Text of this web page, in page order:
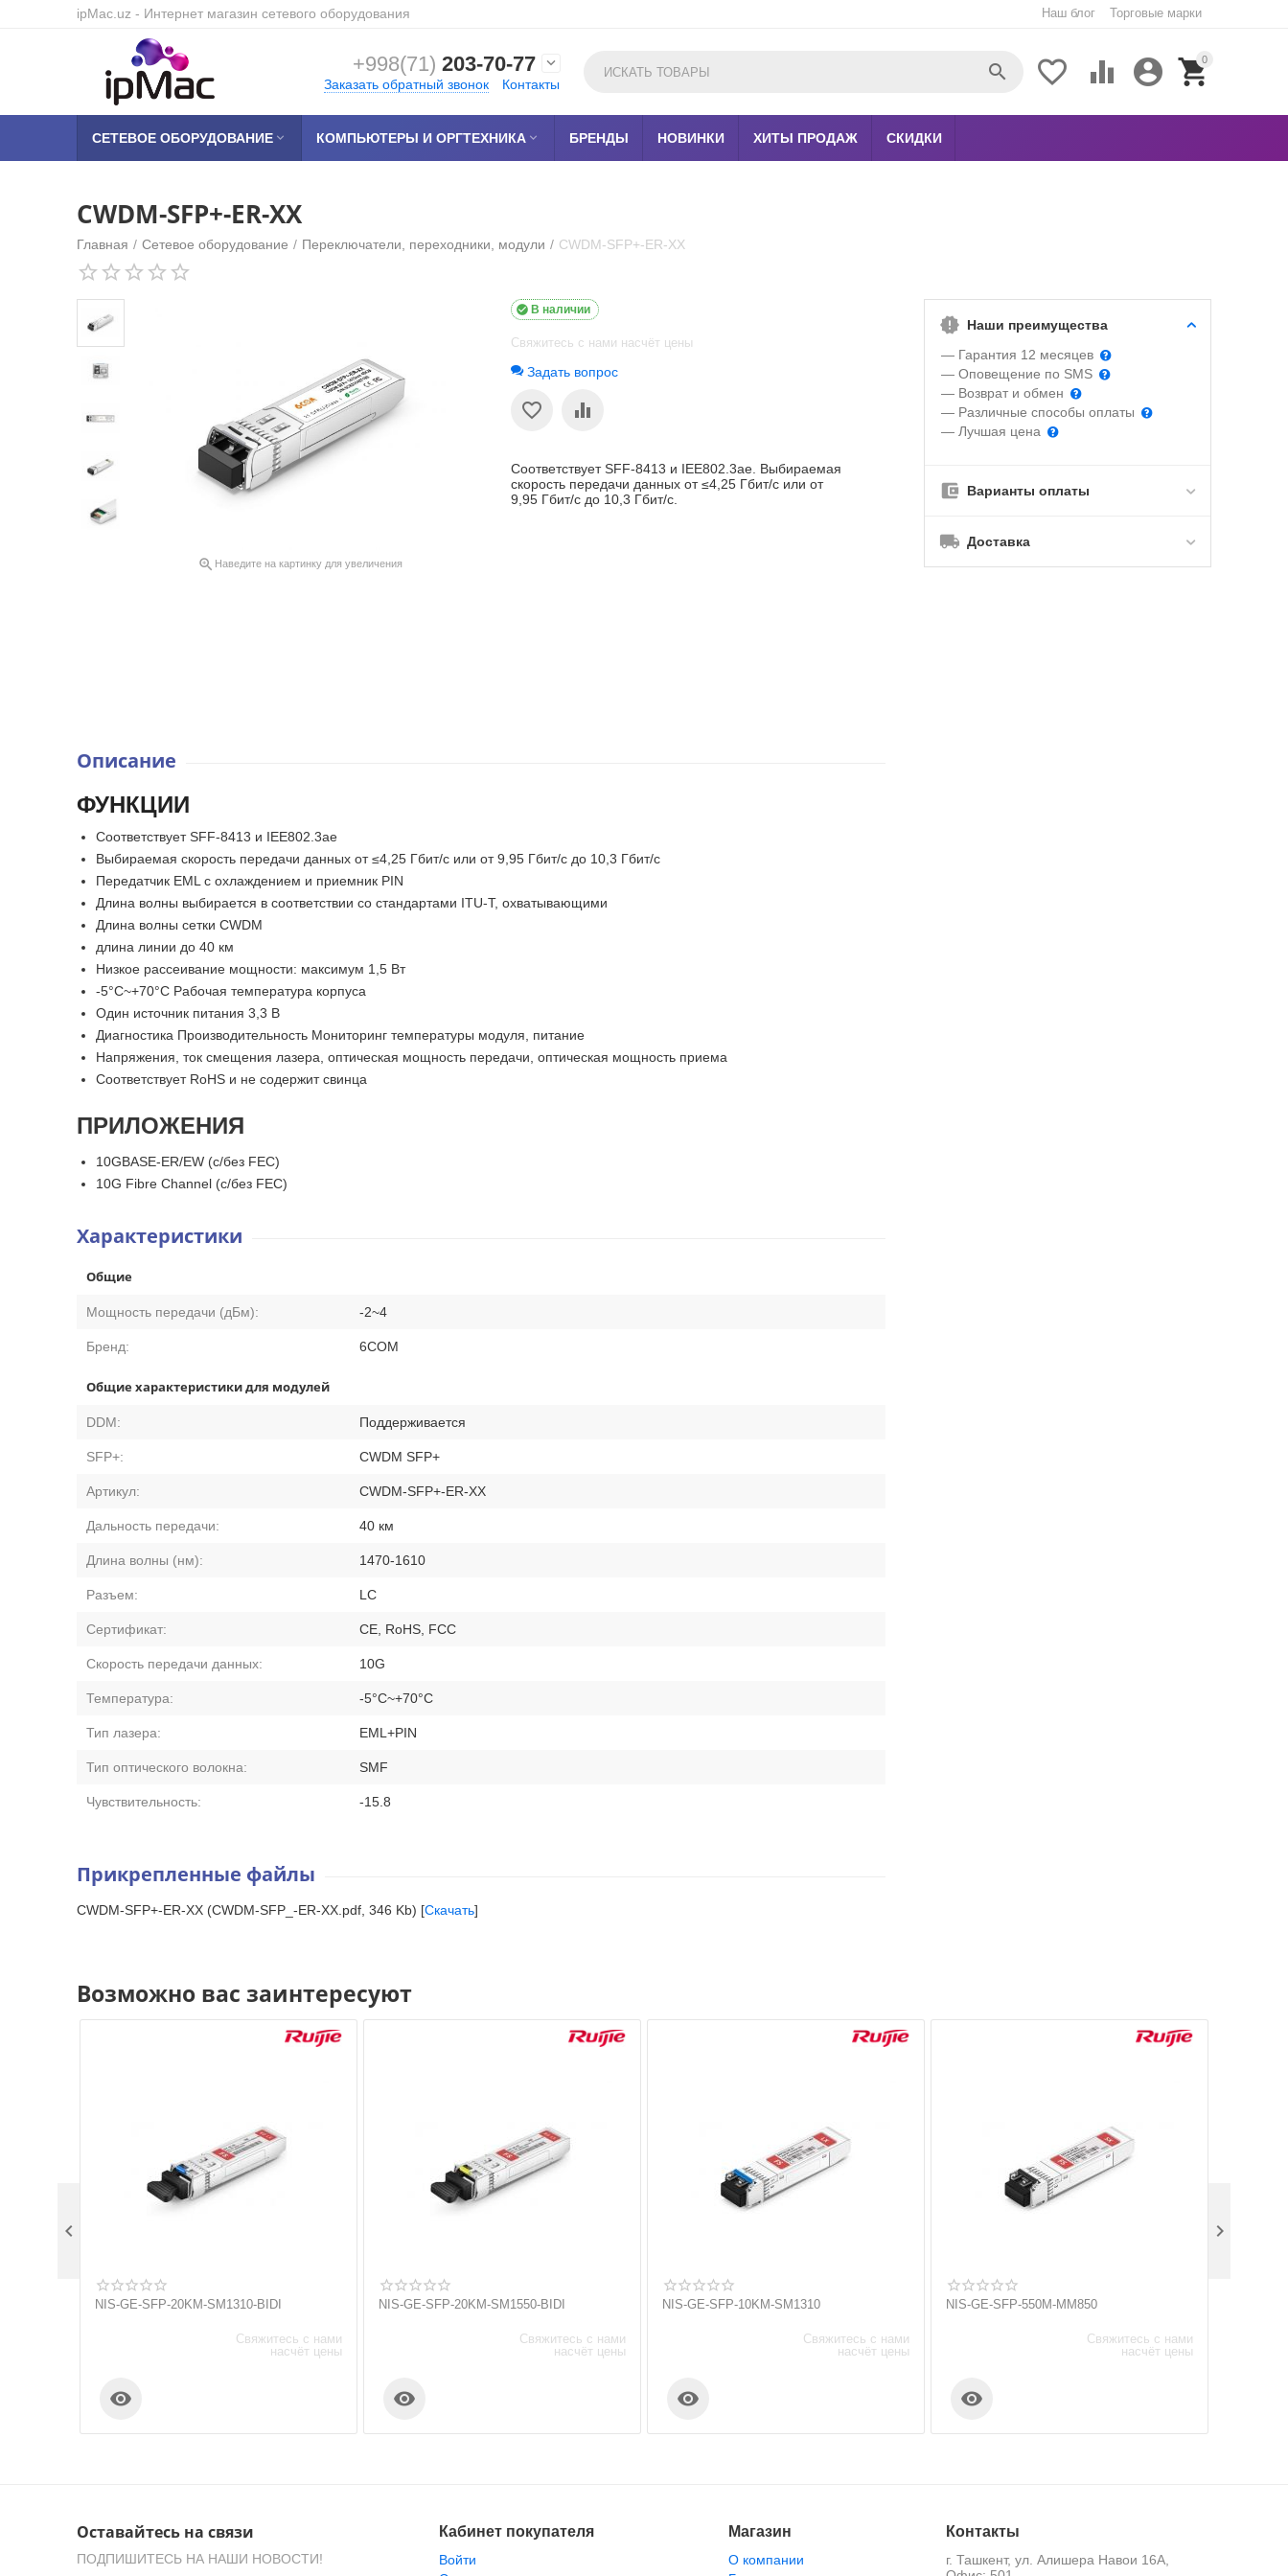
ipMac.uz - Интернет магазин сетевого оборудования Наш блог Торговые марки
+998(71) 203-70-77 
Заказать обратный звонок Контакты
0


 

СЕТЕВОЕ ОБОРУДОВАНИЕ  КОМПЬЮТЕРЫ И ОРГТЕХНИКА  БРЕНДЫ НОВИНКИ ХИТЫ ПРОДАЖ СКИДКИ
CWDM-SFP+-ER-XX
Главная / Сетевое оборудование / Переключатели, переходники, модули / CWDM-SFP+-ER-XX
 Наведите на картинку для увеличения
В наличии

Свяжитесь с нами насчёт цены
Задать вопрос
Соответствует SFF-8413 и IEE802.3ae. Выбираемая
скорость передачи данных от ≤4,25 Гбит/с или от
9,95 Гбит/с до 10,3 Гбит/с.
Наши преимущества
— Гарантия 12 месяцев
— Оповещение по SMS
— Возврат и обмен
— Различные способы оплаты
— Лучшая цена
Варианты оплаты
Доставка
Описание
ФУНКЦИИ
Соответствует SFF-8413 и IEE802.3ae
Выбираемая скорость передачи данных от ≤4,25 Гбит/с или от 9,95 Гбит/с до 10,3 Гбит/с
Передатчик EML с охлаждением и приемник PIN
Длина волны выбирается в соответствии со стандартами ITU-T, охватывающими
Длина волны сетки CWDM
длина линии до 40 км
Низкое рассеивание мощности: максимум 1,5 Вт
-5°C~+70°C Рабочая температура корпуса
Один источник питания 3,3 В
Диагностика Производительность Мониторинг температуры модуля, питание
Напряжения, ток смещения лазера, оптическая мощность передачи, оптическая мощность приема
Соответствует RoHS и не содержит свинца
ПРИЛОЖЕНИЯ
10GBASE-ER/EW (с/без FEC)
10G Fibre Channel (с/без FEC)
Характеристики
Общие
Мощность передачи (дБм): -2~4
Бренд: 6COM
Общие характеристики для модулей
DDM: Поддерживается
SFP+: CWDM SFP+
Артикул: CWDM-SFP+-ER-XX
Дальность передачи: 40 км
Длина волны (нм): 1470-1610
Разъем: LC
Сертификат: CE, RoHS, FCC
Скорость передачи данных: 10G
Температура: -5°C~+70°C
Тип лазера: EML+PIN
Тип оптического волокна: SMF
Чувствительность: -15.8
Прикрепленные файлы
CWDM-SFP+-ER-XX (CWDM-SFP_-ER-XX.pdf, 346 Kb) [Скачать]
Возможно вас заинтересуют
NIS-GE-SFP-20KM-SM1310-BIDI
Свяжитесь с нами
насчёт цены

NIS-GE-SFP-20KM-SM1550-BIDI
Свяжитесь с нами
насчёт цены

NIS-GE-SFP-10KM-SM1310
Свяжитесь с нами
насчёт цены

NIS-GE-SFP-550M-MM850
Свяжитесь с нами
насчёт цены

 
Оставайтесь на связи
ПОДПИШИТЕСЬ НА НАШИ НОВОСТИ!
Кабинет покупателя
Войти
Магазин
О компании
Контакты
г. Ташкент, ул. Алишера Навои 16А,